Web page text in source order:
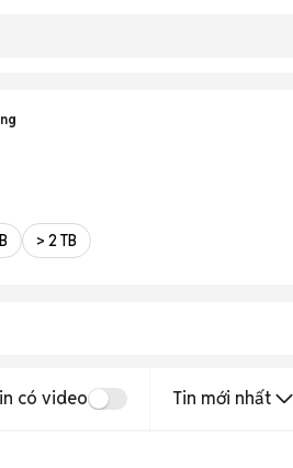
> 2 TB
có video Tin mới nhất